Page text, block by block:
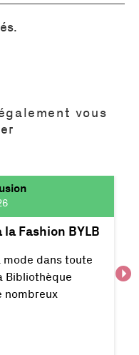
vous
Fashion BYLB
mode dans toute
Bibliothèque
nombreux